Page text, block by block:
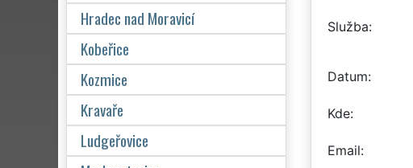
Služba
Datum
Kde
Email
Hradec nad Moravicí
Kobeřice
Kozmice
Kravaře
Ludgeřovice